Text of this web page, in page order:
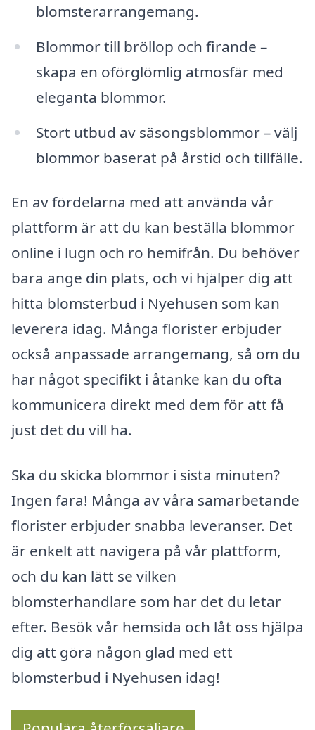
blomsterarrangemang.
Blommor till bröllop och firande –
skapa en oförglömlig atmosfär med
eleganta blommor.
Stort utbud av säsongsblommor – välj
blommor baserat på årstid och tillfälle.
En av fördelarna med att använda vår
plattform är att du kan beställa blommor
online i lugn och ro hemifrån. Du behöver
bara ange din plats, och vi hjälper dig att
hitta blomsterbud i Nyehusen som kan
leverera idag. Många florister erbjuder
också anpassade arrangemang, så om du
har något specifikt i åtanke kan du ofta
kommunicera direkt med dem för att få
just det du vill ha.
Ska du skicka blommor i sista minuten?
Ingen fara! Många av våra samarbetande
florister erbjuder snabba leveranser. Det
är enkelt att navigera på vår plattform,
och du kan lätt se vilken
blomsterhandlare som har det du letar
efter. Besök vår hemsida och låt oss hjälpa
dig att göra någon glad med ett
blomsterbud i Nyehusen idag!